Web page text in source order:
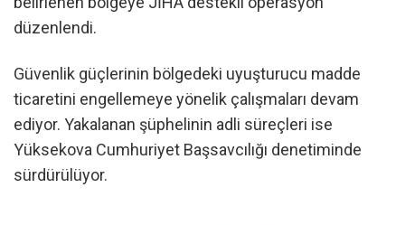
düzenlendi.
Güvenlik güçlerinin bölgedeki uyuşturucu madde
ticaretini engellemeye yönelik çalışmaları devam
ediyor. Yakalanan şüphelinin adli süreçleri ise
Yüksekova Cumhuriyet Başsavcılığı denetiminde
sürdürülüyor.